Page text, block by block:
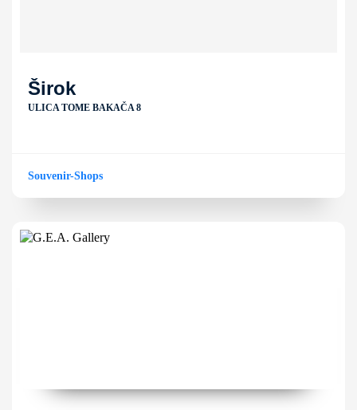
Širok
ULICA TOME BAKAČA 8
Souvenir-Shops